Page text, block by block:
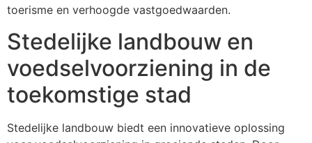
toerisme en verhoogde vastgoedwaarden.
Stedelijke landbouw en
voedselvoorziening in de
toekomstige stad
Stedelijke landbouw biedt een innovatieve oplossing